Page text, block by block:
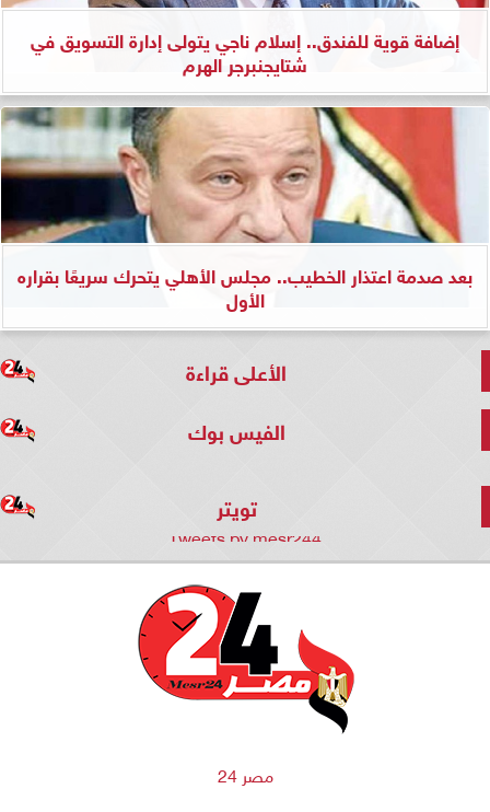
إضافة قوية للفندق.. إسلام ناجي يتولى إدارة التسويق في
شتايجنبرجر الهرم
بعد صدمة اعتذار الخطيب.. مجلس الأهلي يتحرك سريعًا بقراره
الأول
الأعلى قراءة
الفيس بوك
تويتر
Tweets by mesr244
مصر 24